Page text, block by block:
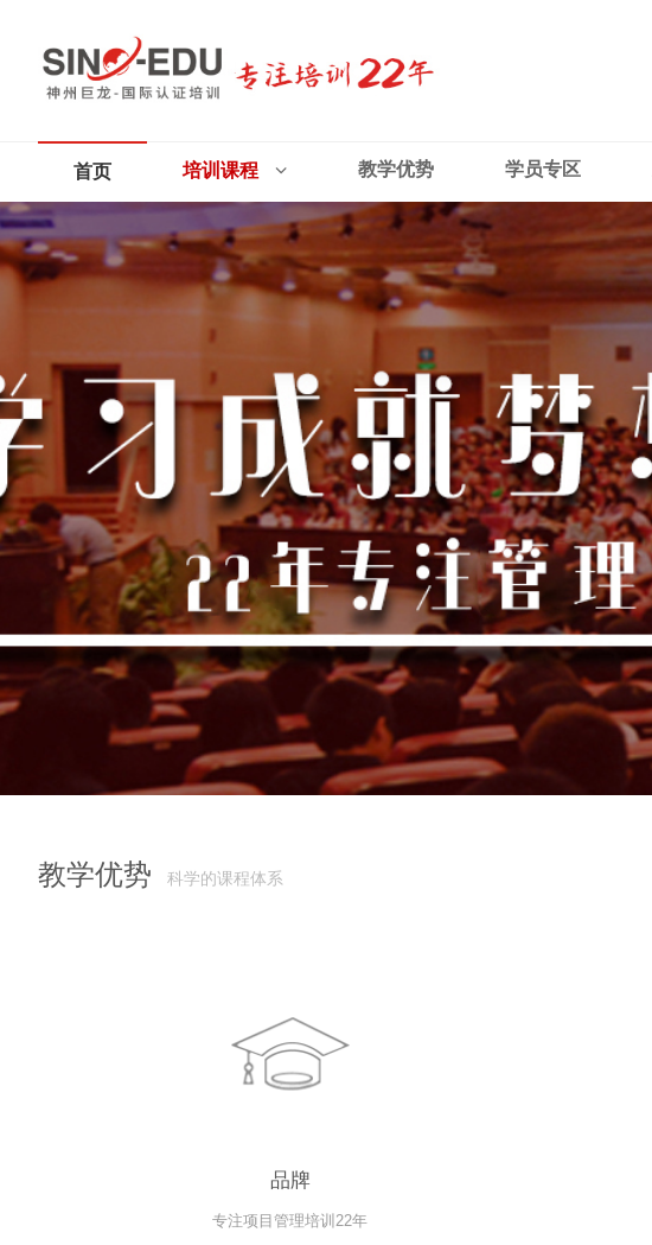
首页 培训课程 教学优势 学员专区
教学优势 科学的课程体系
品牌
​专注项目管理培训22年